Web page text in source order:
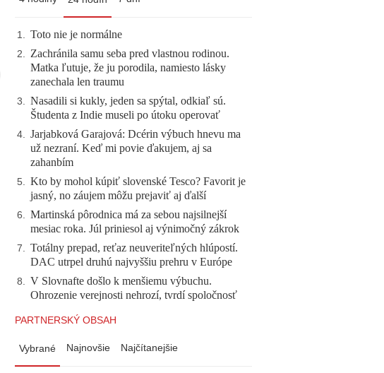
1. Toto nie je normálne
2. Zachránila samu seba pred vlastnou rodinou.
Matka ľutuje, že ju porodila, namiesto lásky
zanechala len traumu
3. Nasadili si kukly, jeden sa spýtal, odkiaľ sú.
Študenta z Indie museli po útoku operovať
4. Jarjabková Garajová: Dcérin výbuch hnevu ma
už nezraní. Keď mi povie ďakujem, aj sa
zahanbím
5. Kto by mohol kúpiť slovenské Tesco? Favorit je
jasný, no záujem môžu prejaviť aj ďalší
6. Martinská pôrodnica má za sebou najsilnejší
mesiac roka. Júl priniesol aj výnimočný zákrok
7. Totálny prepad, reťaz neuveriteľných hlúpostí.
DAC utrpel druhú najvyššiu prehru v Európe
8. V Slovnafte došlo k menšiemu výbuchu.
Ohrozenie verejnosti nehrozí, tvrdí spoločnosť
PARTNERSKÝ OBSAH
Vybrané Najnovšie Najčítanejšie